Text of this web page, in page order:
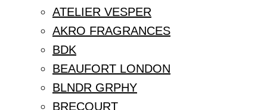
ATELIER VESPER
AKRO FRAGRANCES
BDK
BEAUFORT LONDON
BLNDR GRPHY
BRECOURT